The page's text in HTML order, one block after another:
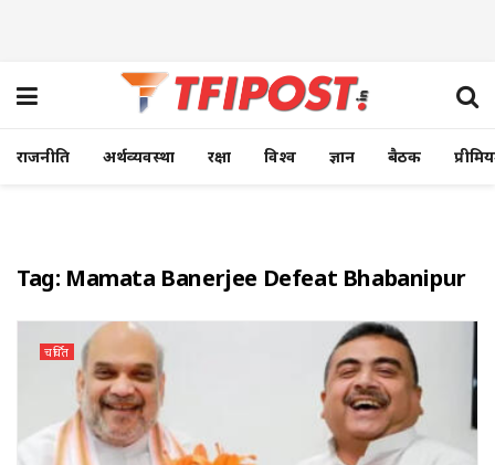
राजनीति अर्थव्यवस्था रक्षा विश्व ज्ञान बैठक
Tag: Mamata Banerjee Defeat Bhabanipur
चर्चित